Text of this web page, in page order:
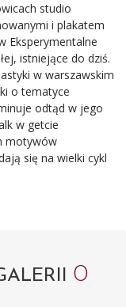
studio
i plakatem
Eksperymentalne
istniejące do dziś.
w warszawskim
o tematyce
odtąd w jego
w getcie
motywów
się na wielki cykl
0